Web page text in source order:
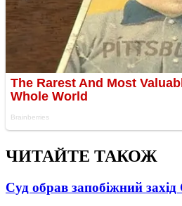
ЧИТАЙТЕ ТАКОЖ
Суд обрав запобіжний